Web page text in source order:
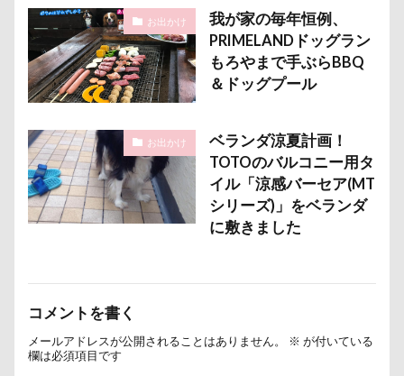
お出かけ
我が家の毎年恒例、
PRIMELANDドッグラン
もろやまで手ぶらBBQ
＆ドッグプール
お出かけ
ベランダ涼夏計画！
TOTOのバルコニー用タ
イル「涼感バーセア(MT
シリーズ)」をベランダ
に敷きました
コメントを書く
メールアドレスが公開されることはありません。 ※ が付いている
欄は必須項目です